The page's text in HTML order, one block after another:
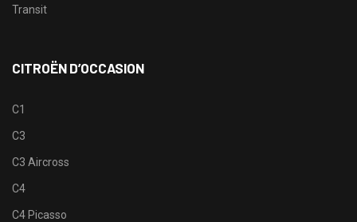
Transit
CITROËN D’OCCASION
C1
C3
C3 Aircross
C4
C4 Picasso